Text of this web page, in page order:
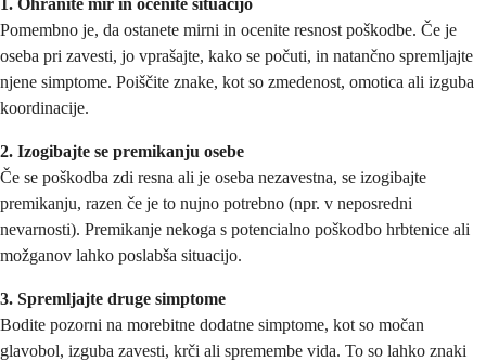
Pomembno je, da ostanete mirni in ocenite resnost poškodbe. Če je
oseba pri zavesti, jo vprašajte, kako se počuti, in natančno spremljajte
njene simptome. Poiščite znake, kot so zmedenost, omotica ali izguba
koordinacije.
2. Izogibajte se premikanju osebe
Če se poškodba zdi resna ali je oseba nezavestna, se izogibajte
premikanju, razen če je to nujno potrebno (npr. v neposredni
nevarnosti). Premikanje nekoga s potencialno poškodbo hrbtenice ali
možganov lahko poslabša situacijo.
3. Spremljajte druge simptome
Bodite pozorni na morebitne dodatne simptome, kot so močan
glavobol, izguba zavesti, krči ali spremembe vida. To so lahko znaki